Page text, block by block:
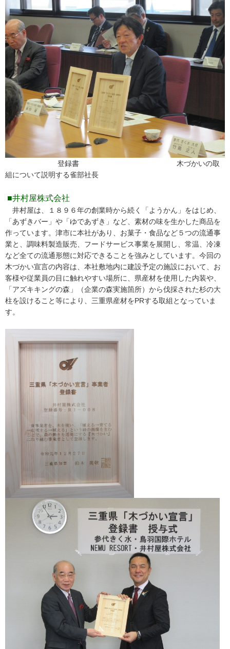
登録書 木づかいの取
組について説明する雀部社長
■井村屋株式会社
井村屋は、１８９６年の創業時から続く「ようかん」をはじめ、
「あずきバー」や「ゆであずき」など、素材の味を生かした商品を
作っています。津市に本社があり、お菓子・食品など５つの流通事
業と、調味料製造販売、フードサービス事業を展開し、常温、冷凍
など全ての流通形態に対応できることを強みとしています。今回の
木づかい宣言の内容は、本社敷地内に建設予定の施設において、お
客様や従業員の目に触れやすい場所に、県産材を使用した内装や、
「アズキキングの森」（企業の森実施箇所）から伐採された杉の大
柱を設けること等により、三重県産材をPRする取組となっていま
す。